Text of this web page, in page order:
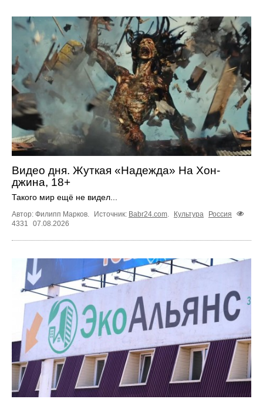
Видео дня. Жуткая «Надежда» На Хон-
джина, 18+
Такого мир ещё не видел...
Автор: Филипп Марков. Источник: Babr24.com Культура
Россия
4331
07.08.2026